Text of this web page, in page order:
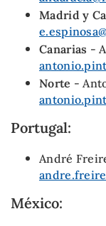
Madrid y
Canarias -
Norte -
Portugal:
André
México: